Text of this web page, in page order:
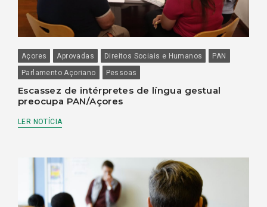
Açores Aprovadas Direitos Sociais e Humanos
PAN
Parlamento Açoriano
Pessoas
Escassez de intérpretes de língua gestual
preocupa PAN/Açores
LER NOTÍCIA